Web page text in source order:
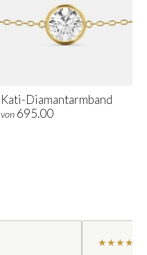
Kati-Diamantarmband
von 695.00
★★★★